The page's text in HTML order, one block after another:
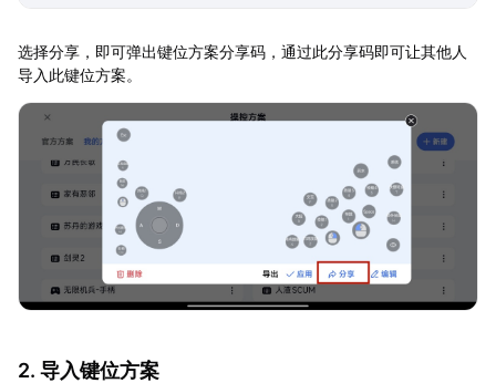
选择分享，即可弹出键位方案分享码，通过此分享码即可让其他人
导入此键位方案。
2. 导入键位方案